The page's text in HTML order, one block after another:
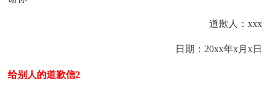
道歉人：xxx
日期：20xx年x月x日
给别人的道歉信2